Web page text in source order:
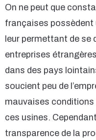
On ne peut que
françaises possèdent
leur permettant de se
entreprises
dans des pays
soucient peu de
mauvaises conditions
ces usines.
transparence de la